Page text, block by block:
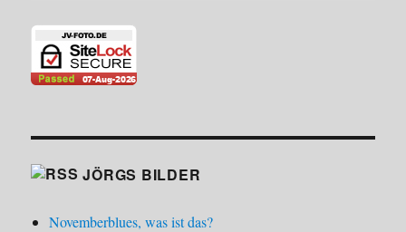
JÖRGS BILDER
Novemberblues, was ist das?